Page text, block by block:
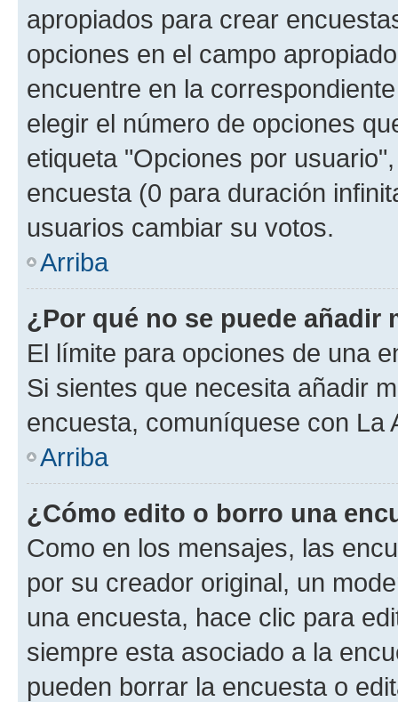
apropiados para crear
opciones en el campo
encuentre en la
elegir el número de opciones
etiqueta "Opciones por
encuesta (0 para duración
usuarios cambiar su votos.
Arriba
¿Por qué no se puede añadir
El límite para opciones de una
Si sientes que necesita añadir
encuesta, comuníquese con La
Arriba
¿Cómo edito o borro una
Como en los mensajes, las
por su creador original, un
una encuesta, hace clic para
siempre esta asociado a la
pueden borrar la encuesta o